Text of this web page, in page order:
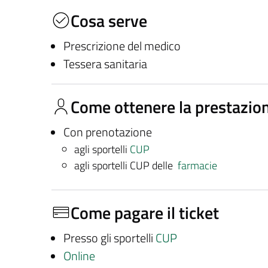
Cosa serve
Prescrizione del medico
Tessera sanitaria
Come ottenere la
Con prenotazione
agli sportelli CUP
agli sportelli CUP delle farmacie
Come pagare il ticket
Presso gli sportelli CUP
Online